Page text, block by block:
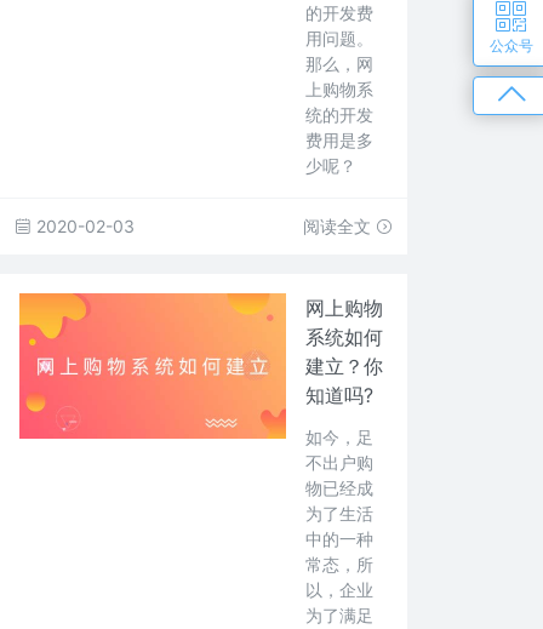
的开发费
用问题。
那么，网
上购物系
统的开发
费用是多
少呢？
2020-02-03 阅读全文
网上购物
系统如何
建立？你
知道吗?
如今，足
不出户购
物已经成
为了生活
中的一种
常态，所
以，企业
为了满足
公众号